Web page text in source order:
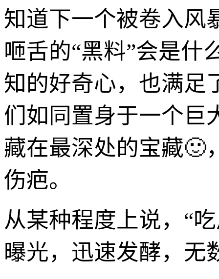
知道下一个被卷入风
咂舌的“黑料”会是什
知的好奇心，也满足
们如同置身于一个巨
藏在最深处的宝藏🙂
伤疤。
从某种程度上说，“
曝光，迅速发酵，无